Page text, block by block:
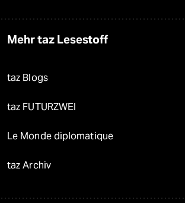
Mehr taz Lesestoff
taz Blogs
taz FUTURZWEI
Le Monde diplomatique
taz Archiv